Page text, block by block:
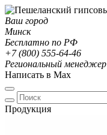
Ваш город
Минск
Бесплатно по РФ
+7 (800) 555-64-46
Региональный менеджер
Написать в Max
Продукция